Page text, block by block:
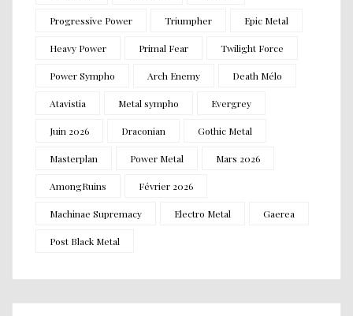
Progressive Power Triumpher Epic Metal
Heavy Power Primal Fear Twilight Force
Power Sympho Arch Enemy Death Mélo
Atavistia Metal sympho Evergrey
Juin 2026 Draconian Gothic Metal
Masterplan Power Metal Mars 2026
AmongRuins Février 2026
Machinae Supremacy Electro Metal Gaerea
Post Black Metal